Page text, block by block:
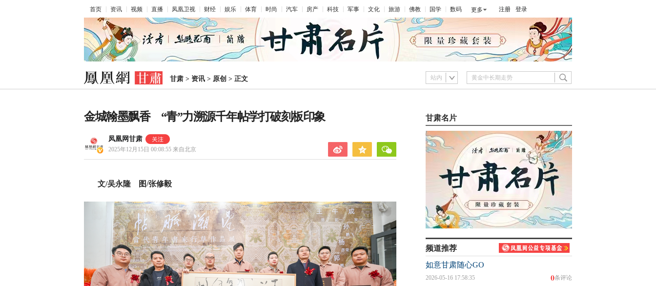
首页 资讯 视频 直播 凤凰卫视 财经 娱乐 体育 时尚 汽车 房产 科技 军事 文化 旅游 佛教 国学 数码 更多 注册 登录
甘肃 > 资讯 > 原创 > 正文 站内
金城翰墨飘香 “青”力溯源千年帖学打破刻板印象
凤凰网甘肃
2025年12月15日 00:08:55 来自北京
文/吴永隆 图/张修毅
甘肃名片
频道推荐
如意甘肃随心GO
0条评论
2026-05-16 17:58:35